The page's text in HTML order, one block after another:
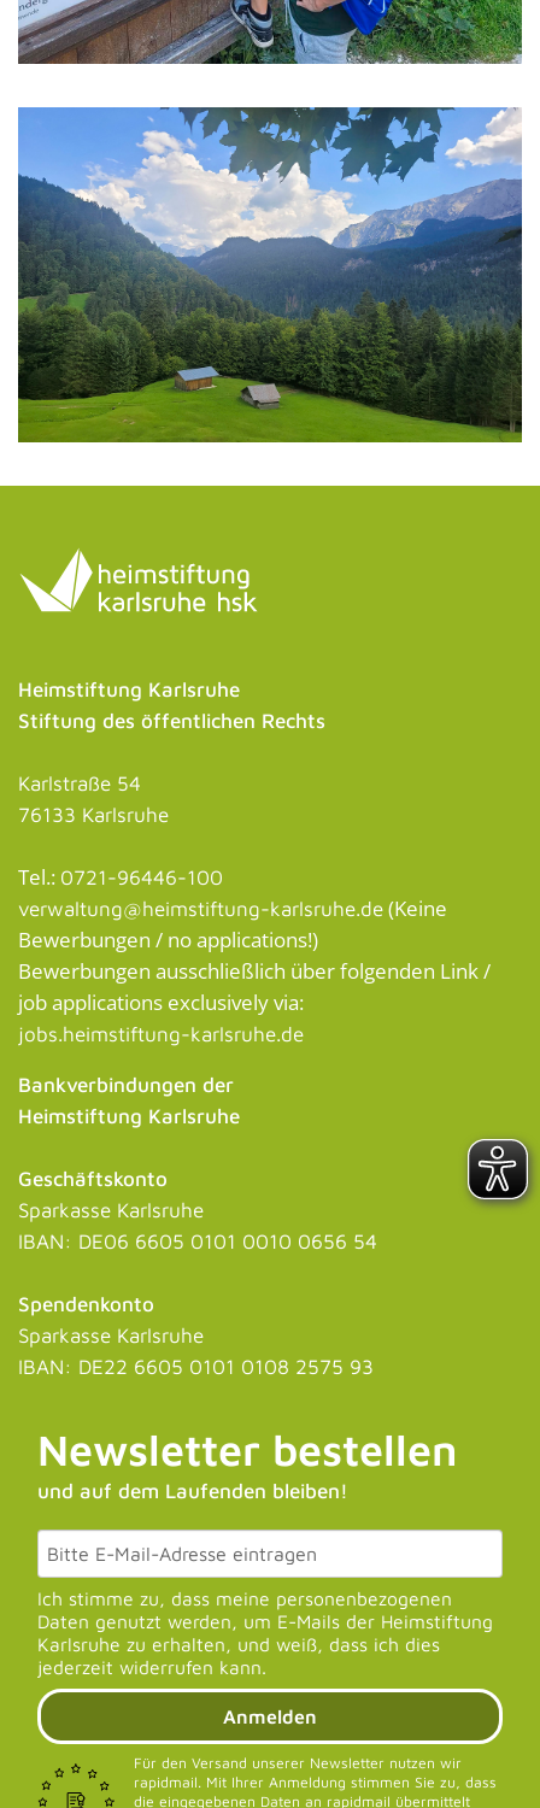
Heimstiftung Karlsruhe
Stiftung des öffentlichen Rechts
Karlstraße 54
76133 Karlsruhe
Tel.: 0721-96446-100
verwaltung@heimstiftung-karlsruhe.de (Keine
Bewerbungen / no applications!)
Bewerbungen ausschließlich über folgenden Link /
job applications exclusively via:
jobs.heimstiftung-karlsruhe.de
Bankverbindungen der
Heimstiftung Karlsruhe
Geschäftskonto
Sparkasse Karlsruhe
IBAN: DE06 6605 0101 0010 0656 54
Spendenkonto
Sparkasse Karlsruhe
IBAN: DE22 6605 0101 0108 2575 93
Newsletter bestellen
und auf dem Laufenden bleiben!
Ich stimme zu, dass meine personenbezogenen
Daten genutzt werden, um E-Mails der Heimstiftung
Karlsruhe zu erhalten, und weiß, dass ich dies
jederzeit widerrufen kann.
Anmelden
Für den Versand unserer Newsletter nutzen wir
rapidmail. Mit Ihrer Anmeldung stimmen Sie zu, dass
die eingegebenen Daten an rapidmail übermittelt